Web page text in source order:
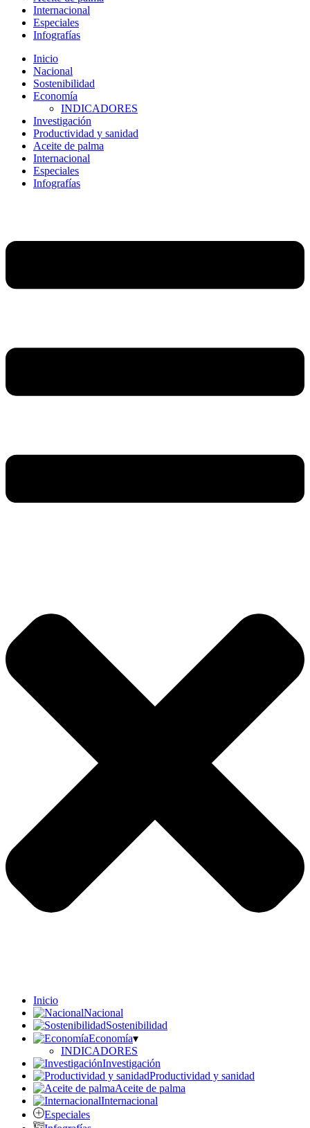
Internacional
Especiales
Infografías
Inicio
Nacional
Sostenibilidad
Economía
INDICADORES
Investigación
Productividad y sanidad
Aceite de palma
Internacional
Especiales
Infografías
Inicio
Nacional
Sostenibilidad
Economía▾
INDICADORES
Investigación
Productividad y sanidad
Aceite de palma
Internacional
Especiales